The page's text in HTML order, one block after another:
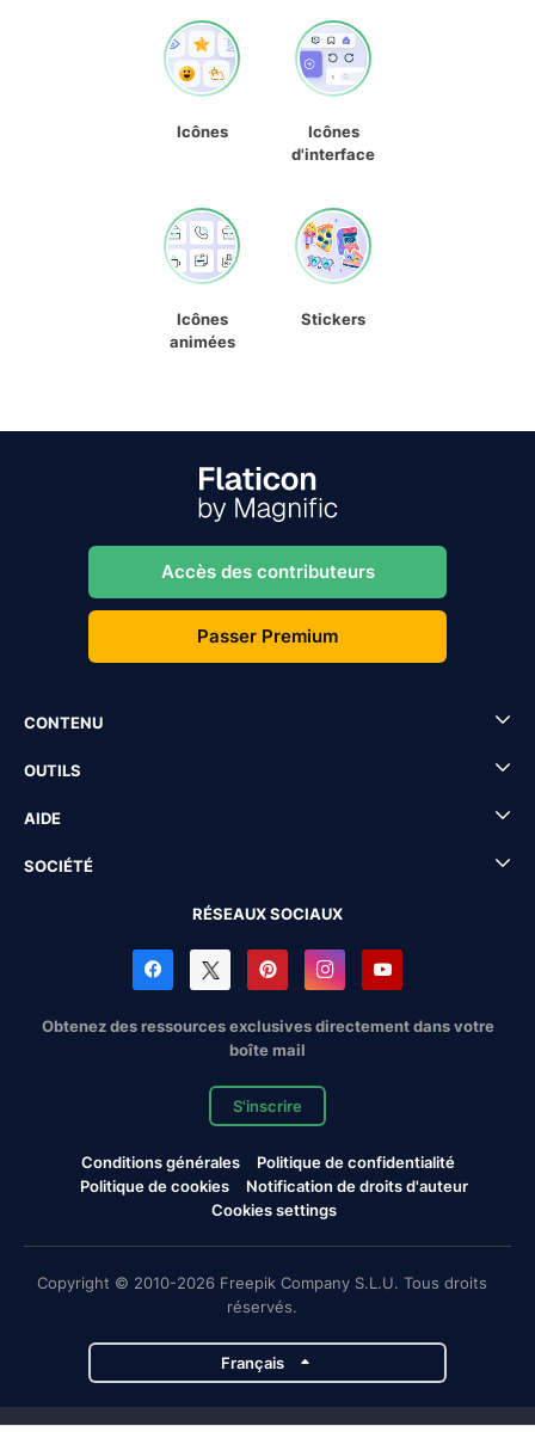
Icônes
Icônes
d'interface
Icônes
animées
Stickers
Accès des contributeurs
Passer Premium
CONTENU
OUTILS
AIDE
SOCIÉTÉ
RÉSEAUX SOCIAUX
Obtenez des ressources exclusives directement dans votre
boîte mail
S'inscrire
Conditions générales
Politique de confidentialité
Politique de cookies
Notification de droits d'auteur
Cookies settings
Copyright © 2010-2026 Freepik Company S.L.U. Tous droits
réservés.
Français